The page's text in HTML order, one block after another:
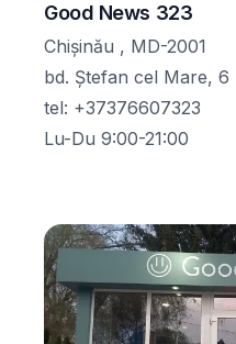
Good News 323
Chișinău , MD-2001
bd. Ștefan cel Mare, 6
tel: +37376607323
Lu-Du 9:00-21:00